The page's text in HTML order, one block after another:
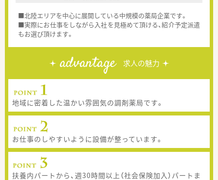
■北陸エリアを中心に展開している中規模の薬局企業です。
■実際にお仕事をしながら入社を見極めて頂ける、紹介予定派遣
もお選び頂けます。
advantage 求人の魅力
地域に密着した温かい雰囲気の調剤薬局です。
お仕事のしやすいように設備が整っています。
扶養内パートから、週30時間以上（社会保険加入）パートま